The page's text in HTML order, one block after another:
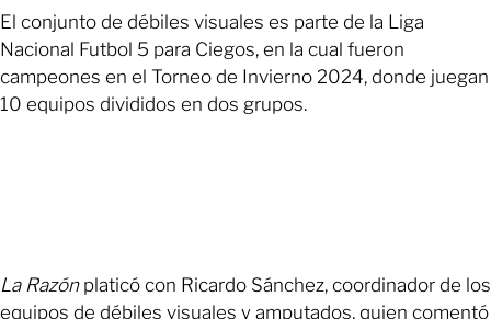
El conjunto de débiles visuales es parte de la Liga
Nacional Futbol 5 para Ciegos, en la cual fueron
campeones en el Torneo de Invierno 2024, donde juegan
10 equipos divididos en dos grupos.
La Razónplaticó con Ricardo Sánchez, coordinador de los
equipos de débiles visuales y amputados, quien comentó